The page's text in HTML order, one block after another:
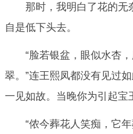
那时，我明白了花的无
自是低下头去。
“脸若银盆，眼似水杏
翠。”连王熙凤都没有见过
一见如故。当晚你为引起宝
“侬今葬花人笑痴，它